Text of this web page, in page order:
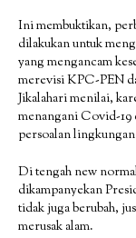
Ini membuktikan,
dilakukan untuk
yang mengancam
merevisi KPC-PEN
Jikalahari menilai,
menangani Covid-
persoalan
Di tengah new
dikampanyekan
tidak juga berubah,
merusak alam.